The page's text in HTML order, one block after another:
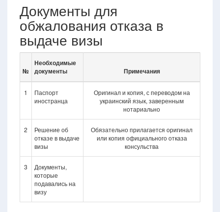
Документы для
обжалования отказа в
выдаче визы
№
Необходимые
документы
Примечания
1
Паспорт
иностранца
Оригинал и копия, с переводом на
украинский язык, заверенным
нотариально
2
Решение об
отказе в выдаче
визы
Обязательно прилагается оригинал
или копия официального отказа
консульства
3
Документы,
которые
подавались на
визу